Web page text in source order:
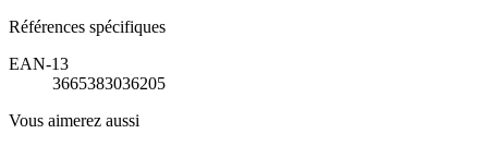
Références spécifiques
EAN-13
3665383036205
Vous aimerez aussi